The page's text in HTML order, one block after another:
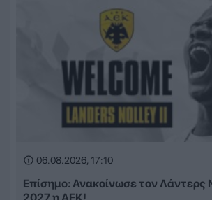
06.08.2026, 17:10
Επίσημο: Ανακοίνωσε τον Λάντερς